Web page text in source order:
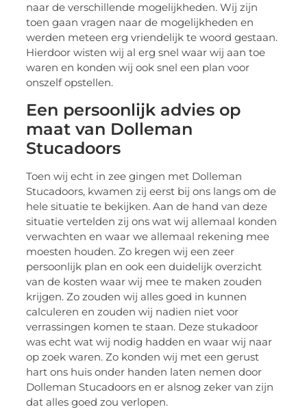
naar de verschillende mogelijkheden. Wij zijn
toen gaan vragen naar de mogelijkheden en
werden meteen erg vriendelijk te woord gestaan.
Hierdoor wisten wij al erg snel waar wij aan toe
waren en konden wij ook snel een plan voor
onszelf opstellen.
Een persoonlijk advies op
maat van Dolleman
Stucadoors
Toen wij echt in zee gingen met Dolleman
Stucadoors, kwamen zij eerst bij ons langs om de
hele situatie te bekijken. Aan de hand van deze
situatie vertelden zij ons wat wij allemaal konden
verwachten en waar we allemaal rekening mee
moesten houden. Zo kregen wij een zeer
persoonlijk plan en ook een duidelijk overzicht
van de kosten waar wij mee te maken zouden
krijgen. Zo zouden wij alles goed in kunnen
calculeren en zouden wij nadien niet voor
verrassingen komen te staan. Deze stukadoor
was echt wat wij nodig hadden en waar wij naar
op zoek waren. Zo konden wij met een gerust
hart ons huis onder handen laten nemen door
Dolleman Stucadoors en er alsnog zeker van zijn
dat alles goed zou verlopen.